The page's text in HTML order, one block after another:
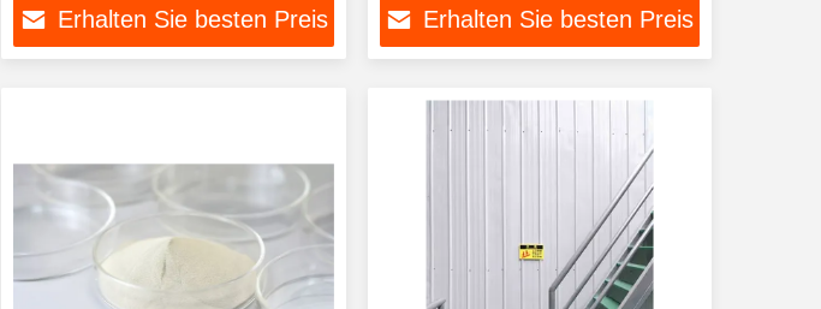
Pflanzenextraktion, Fruchtsaft,
Fasermildung, anpassbare Aktivität.
Erhalten Sie besten Preis
für Milchprodukte, Backwaren, Eier
und Getränke | ISO22000
Erhalten Sie besten Preis